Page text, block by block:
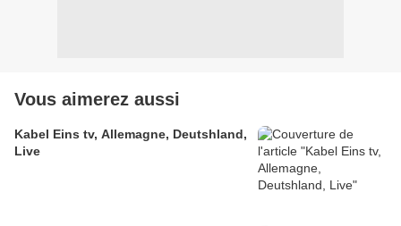
Vous aimerez aussi
Kabel Eins tv, Allemagne, Deutshland,
Live